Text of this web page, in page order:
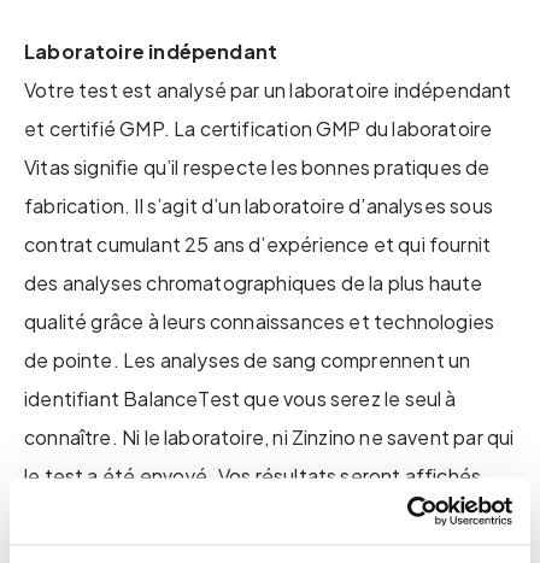
Laboratoire indépendant
Votre test est analysé par un laboratoire indépendant
et certifié GMP. La certification GMP du laboratoire
Vitas signifie qu’il respecte les bonnes pratiques de
fabrication. Il s’agit d’un laboratoire d’analyses sous
contrat cumulant 25 ans d’expérience et qui fournit
des analyses chromatographiques de la plus haute
qualité grâce à leurs connaissances et technologies
de pointe. Les analyses de sang comprennent un
identifiant BalanceTest que vous serez le seul à
connaître. Ni le laboratoire, ni Zinzino ne savent par qui
le test a été envoyé. Vos résultats seront affichés
sur zinzinotest.com une fois que vous aurez saisi votre